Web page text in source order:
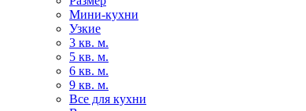
Мини-кухни
Узкие
3 кв. м.
5 кв. м.
6 кв. м.
9 кв. м.
Все для кухни